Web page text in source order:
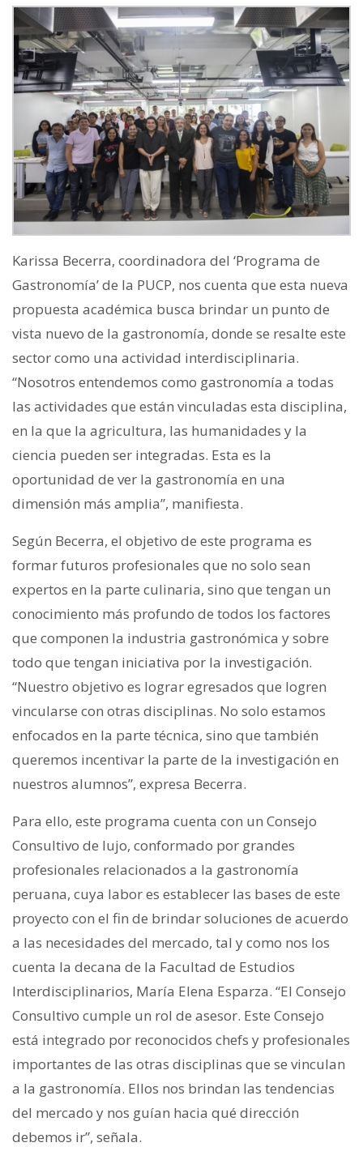
Karissa Becerra, coordinadora del ‘Programa de
Gastronomía’ de la PUCP, nos cuenta que esta nueva
propuesta académica busca brindar un punto de
vista nuevo de la gastronomía, donde se resalte este
sector como una actividad interdisciplinaria.
“Nosotros entendemos como gastronomía a todas
las actividades que están vinculadas esta disciplina,
en la que la agricultura, las humanidades y la
ciencia pueden ser integradas. Esta es la
oportunidad de ver la gastronomía en una
dimensión más amplia”, manifiesta.
Según Becerra, el objetivo de este programa es
formar futuros profesionales que no solo sean
expertos en la parte culinaria, sino que tengan un
conocimiento más profundo de todos los factores
que componen la industria gastronómica y sobre
todo que tengan iniciativa por la investigación.
“Nuestro objetivo es lograr egresados que logren
vincularse con otras disciplinas. No solo estamos
enfocados en la parte técnica, sino que también
queremos incentivar la parte de la investigación en
nuestros alumnos”, expresa Becerra.
Para ello, este programa cuenta con un Consejo
Consultivo de lujo, conformado por grandes
profesionales relacionados a la gastronomía
peruana, cuya labor es establecer las bases de este
proyecto con el fin de brindar soluciones de acuerdo
a las necesidades del mercado, tal y como nos los
cuenta la decana de la Facultad de Estudios
Interdisciplinarios, María Elena Esparza. “El Consejo
Consultivo cumple un rol de asesor. Este Consejo
está integrado por reconocidos chefs y profesionales
importantes de las otras disciplinas que se vinculan
a la gastronomía. Ellos nos brindan las tendencias
del mercado y nos guían hacia qué dirección
debemos ir”, señala.